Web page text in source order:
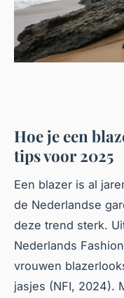
Hoe je een
tips voor 2025
Een blazer is al
de Nederlandse
deze trend sterk.
Nederlands
vrouwen
jasjes (NFI, 2024).